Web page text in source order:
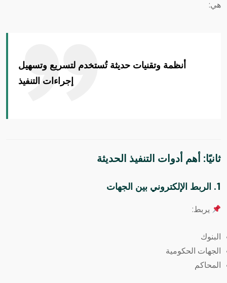
هي:
أنظمة وتقنيات حديثة تُستخدم لتسريع وتسهيل
إجراءات التنفيذ
ثانيًا: أهم أدوات التنفيذ الحديثة
1. الربط الإلكتروني بين الجهات
يربط:
البنوك
الجهات الحكومية
المحاكم